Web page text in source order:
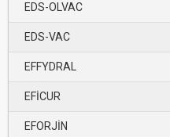
EDS-OLVAC
EDS-VAC
EFFYDRAL
EFİCUR
EFORJİN